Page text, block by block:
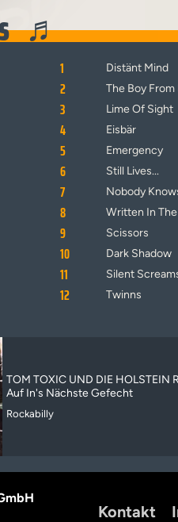
♬Alle Tracks abspielen
1 Distänt Mind
2
The Boy From
3
Lime Of Sight
4
Eisbär
5
Emergency
6
Still Lives...
7
Nobody
8
Written In
9
Scissors
10
Dark Shadow
11
Silent
12
Twinns
TOM TOXIC UND DIE HOLSTEIN
Auf In's Nächste Gefecht
Rockabilly
Kontakt